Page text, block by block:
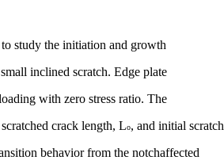
study the initiation and growth
inclined scratch. Edge plate
with zero stress ratio. The
crack length, Lo, and initial
behavior from the notchaffected